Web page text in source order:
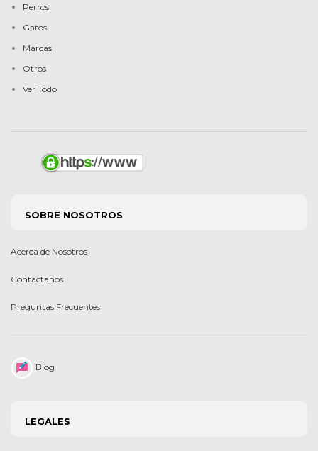
Perros
Gatos
Marcas
Otros
Ver Todo
SOBRE NOSOTROS
Acerca de Nosotros
Contáctanos
Preguntas Frecuentes
Blog
LEGALES